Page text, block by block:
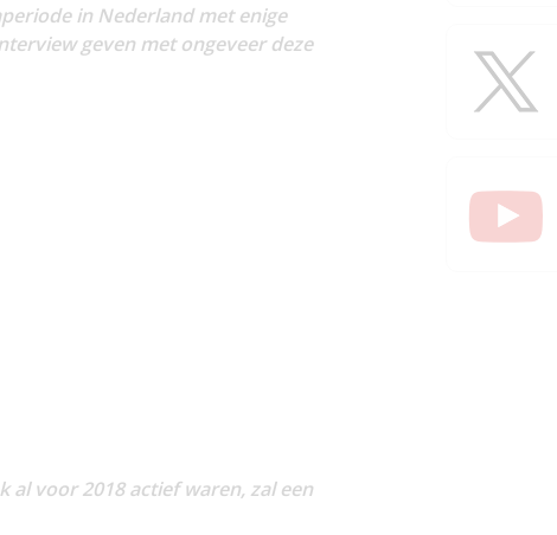
in Nederland met enige
geven met ongeveer deze
al voor 2018 actief waren, zal een